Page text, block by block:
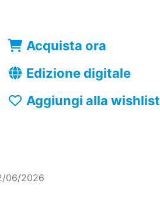
Acquista ora
Edizione digitale
Aggiungi alla wishlist
06/2026